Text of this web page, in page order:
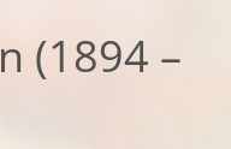
(1894 –